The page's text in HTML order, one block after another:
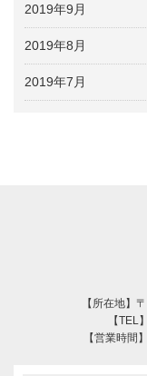
2019年9月
2019年8月
2019年7月
【所在地】
【TEL
【営業時間